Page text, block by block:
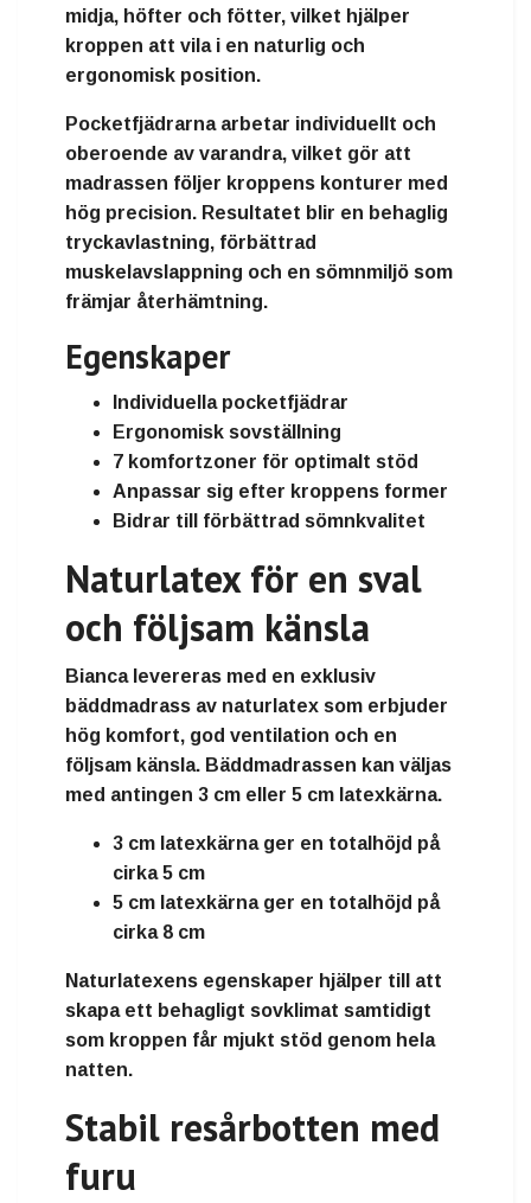
midja, höfter och fötter, vilket hjälper
kroppen att vila i en naturlig och
ergonomisk position.
Pocketfjädrarna arbetar individuellt och
oberoende av varandra, vilket gör att
madrassen följer kroppens konturer med
hög precision. Resultatet blir en behaglig
tryckavlastning, förbättrad
muskelavslappning och en sömnmiljö som
främjar återhämtning.
Egenskaper
Individuella pocketfjädrar
Ergonomisk sovställning
7 komfortzoner för optimalt stöd
Anpassar sig efter kroppens former
Bidrar till förbättrad sömnkvalitet
Naturlatex för en sval
och följsam känsla
Bianca levereras med en exklusiv
bäddmadrass av naturlatex som erbjuder
hög komfort, god ventilation och en
följsam känsla. Bäddmadrassen kan väljas
med antingen 3 cm eller 5 cm latexkärna.
3 cm latexkärna ger en totalhöjd på
cirka 5 cm
5 cm latexkärna ger en totalhöjd på
cirka 8 cm
Naturlatexens egenskaper hjälper till att
skapa ett behagligt sovklimat samtidigt
som kroppen får mjukt stöd genom hela
natten.
Stabil resårbotten med
furu